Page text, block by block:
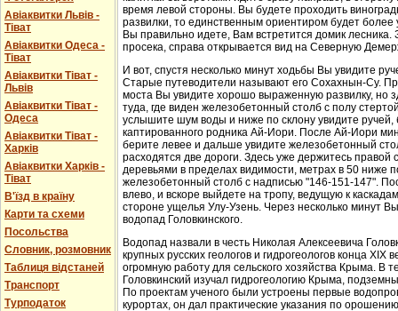
Авіаквитки Львів -
Тіват
Авіаквитки Одеса -
Тіват
Авіаквитки Тіват -
Львів
Авіаквитки Тіват -
Одеса
Авіаквитки Тіват -
Харків
Авіаквитки Харків -
Тіват
В'їзд в країну
Карти та схеми
Посольства
Словник, розмовник
Таблиця відстаней
Транспорт
Турподаток
время левой стороны. Вы будете проходить
развилки, то единственным ориентиром будет более
Вы правильно идете, Вам встретится домик лесника.
просека, справа открывается вид на Северную
И вот, спустя несколько минут ходьбы Вы увидите
Старые путеводители называют его Сохахнын-Су.
моста Вы увидите хорошо выраженную развилку, но
туда, где виден железобетонный столб с полу
услышите шум воды и ниже по склону увидите
каптированного родника Ай-Иори. После Ай-Иори
берите левее и дальше увидите железобетонный
расходятся две дороги. Здесь уже держитесь правой
деревьями в пределах видимости, метрах в 50 ниже
железобетонный столб с надписью "146-151-147".
влево, и вскоре выйдете на тропу, ведущую к
стороне ущелья Улу-Узень. Через несколько минут
водопад Головкинского.
Водопад назвали в честь Николая Алексеевича
крупных русских геологов и гидрогеологов конца XIX
огромную работу для сельского хозяйства Крыма. В
Головкинский изучал гидрогеологию Крыма,
По проектам ученого были устроены первые
курортах, он дал практические указания по